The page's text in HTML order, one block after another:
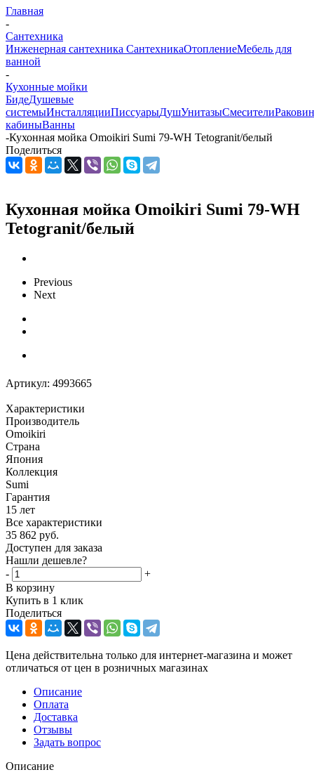
Главная
-
Сантехника
Инженерная сантехника СантехникаОтоплениеМебель для
ванной
-
Кухонные мойки
БидеДушевые
системыИнсталляцииПиссуарыДушУнитазыСмесители
кабиныВанны
-Кухонная мойка Omoikiri Sumi 79-WH Tetogranit/белый
Поделиться
Кухонная мойка Omoikiri Sumi 79-WH
Tetogranit/белый
Previous
Next
Артикул: 4993665
Характеристики
Производитель
Omoikiri
Страна
Япония
Коллекция
Sumi
Гарантия
15 лет
Все характеристики
35 862 руб.
Доступен для заказа
Нашли дешевле?
-
+
В корзину
Купить в 1 клик
Поделиться
Цена действительна только для интернет-магазина и может
отличаться от цен в розничных магазинах
Описание
Оплата
Доставка
Отзывы
Задать вопрос
Описание